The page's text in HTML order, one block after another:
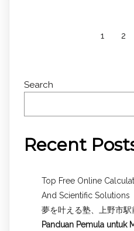
1 2
Search
Recent
Top Free Online
And Scientific Solutions
夢を叶える塾、上野市
Panduan Pemula untuk